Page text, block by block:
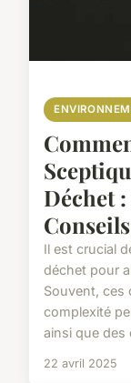
Déchet
Il est crucial
déchet pour
Souvent, ces
complexité
ainsi que des
22 avril 2025